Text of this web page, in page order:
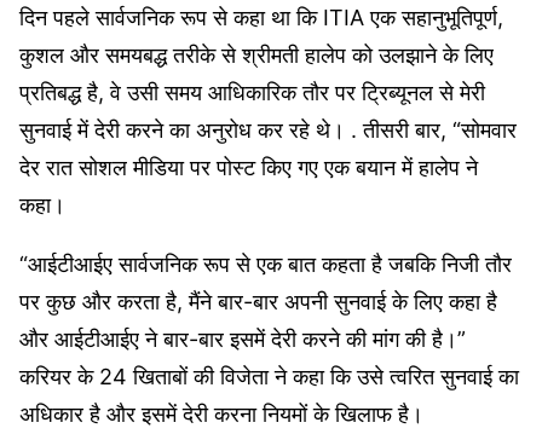
दिन पहले सार्वजनिक रूप से कहा था कि ITIA एक सहानुभूतिपूर्ण,
कुशल और समयबद्ध तरीके से श्रीमती हालेप को उलझाने के लिए
प्रतिबद्ध है, वे उसी समय आधिकारिक तौर पर ट्रिब्यूनल से मेरी
सुनवाई में देरी करने का अनुरोध कर रहे थे। . तीसरी बार, “सोमवार
देर रात सोशल मीडिया पर पोस्ट किए गए एक बयान में हालेप ने
कहा।
“आईटीआईए सार्वजनिक रूप से एक बात कहता है जबकि निजी तौर
पर कुछ और करता है, मैंने बार-बार अपनी सुनवाई के लिए कहा है
और आईटीआईए ने बार-बार इसमें देरी करने की मांग की है।”
करियर के 24 खिताबों की विजेता ने कहा कि उसे त्वरित सुनवाई का
अधिकार है और इसमें देरी करना नियमों के खिलाफ है।